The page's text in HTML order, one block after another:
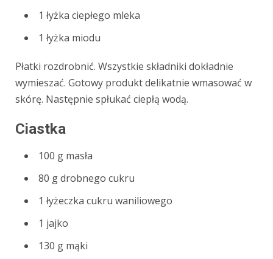
1 łyżka ciepłego mleka
1 łyżka miodu
Płatki rozdrobnić. Wszystkie składniki dokładnie
wymieszać. Gotowy produkt delikatnie wmasować w
skórę. Następnie spłukać ciepłą wodą.
Ciastka
100 g masła
80 g drobnego cukru
1 łyżeczka cukru waniliowego
1 jajko
130 g mąki